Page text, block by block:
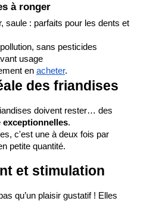
à ronger
saule : parfaits pour les dents et
sans pesticides
usage
en acheter.
des friandises
doivent rester… des
exceptionnelles.
c'est une à deux fois par
petite quantité.
et stimulation
qu’un plaisir gustatif ! Elles